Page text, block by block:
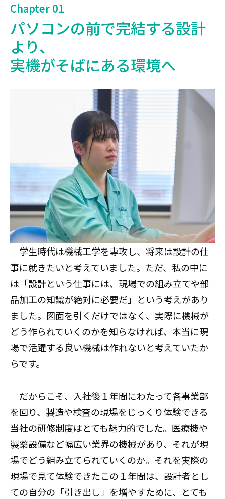
Chapter 01
パソコンの前で完結する設計
より、
実機がそばにある環境へ
学生時代は機械工学を専攻し、将来は設計の仕
事に就きたいと考えていました。ただ、私の中に
は「設計という仕事には、現場での組み立てや部
品加工の知識が絶対に必要だ」という考えがあり
ました。図面を引くだけではなく、実際に機械が
どう作られていくのかを知らなければ、本当に現
場で活躍する良い機械は作れないと考えていたか
らです。
だからこそ、入社後１年間にわたって各事業部
を回り、製造や検査の現場をじっくり体験できる
当社の研修制度はとても魅力的でした。医療機や
製薬設備など幅広い業界の機械があり、それが現
場でどう組み立てられていくのか。それを実際の
現場で見て体験できたこの１年間は、設計者とし
ての自分の「引き出し」を増やすために、とても